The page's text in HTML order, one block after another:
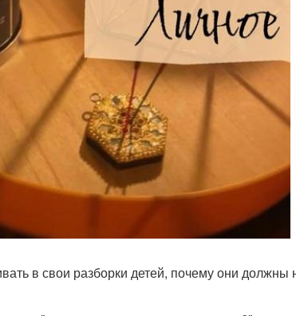
в свои разборки детей, почему они должны